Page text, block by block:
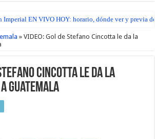
EN VIVO HOY: horario, dónde ver y previa
» VIDEO: Gol de Stefano Cincotta le da la
Stefano Cincotta le da la
Guatemala